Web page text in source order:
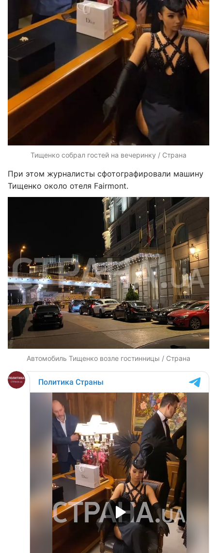
Тищенко собрал гостей на вечеринку / Страна
При этом журналисты сфотографировали машину
Тищенко около отеля Fairmont.
Автомобиль Тищенко возле гостинницы / Страна